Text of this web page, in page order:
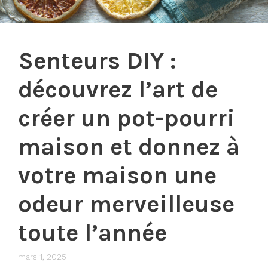
Senteurs DIY :
découvrez l’art de
créer un pot-pourri
maison et donnez à
votre maison une
odeur merveilleuse
toute l’année
mars 1, 2025